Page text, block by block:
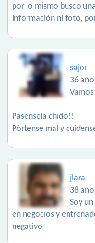
por lo mismo busco
información ni foto,
sajor
36
Pasensela chido!!
Pórtense mal y
jlara
38
Soy
en negocios y
negativo